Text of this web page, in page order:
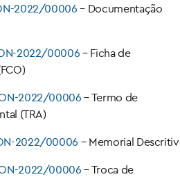
2022/00006 – Documentação
2022/00006 – Ficha de
2022/00006 – Termo de
(TRA)
2022/00006 – Memorial
2022/00006 – Troca de